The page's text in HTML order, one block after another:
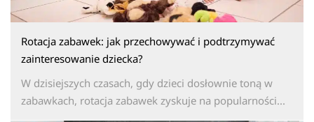
Rotacja zabawek: jak przechowywać i podtrzymywać
zainteresowanie dziecka?
W dzisiejszych czasach, gdy dzieci dosłownie toną w
zabawkach, rotacja zabawek zyskuje na popularności...